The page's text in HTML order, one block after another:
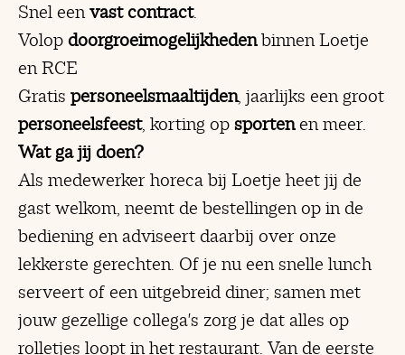
Snel eenvast contract.
Volop doorgroeimogelijkhedenbinnen Loetje
en RCE
Gratis personeelsmaaltijden, jaarlijks een groot
personeelsfeest, korting op sportenen meer.
Wat ga jij doen?
Als medewerker horeca bij Loetje heet jij de
gast welkom, neemt de bestellingen op in de
bediening en adviseert daarbij over onze
lekkerste gerechten. Of je nu een snelle lunch
serveert of een uitgebreid diner; samen met
jouw gezellige collega's zorg je dat alles op
rolletjes loopt in het restaurant. Van de eerste